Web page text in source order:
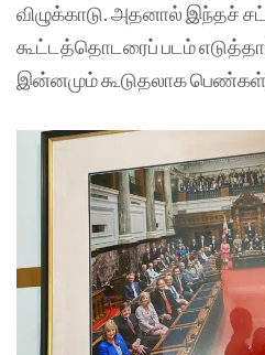
விழுக்காடு. அதனால் இந்தச்
கூட்டத்தொடரைப் படம்
இன்னமும் கூடுதலாக பெண்கள்